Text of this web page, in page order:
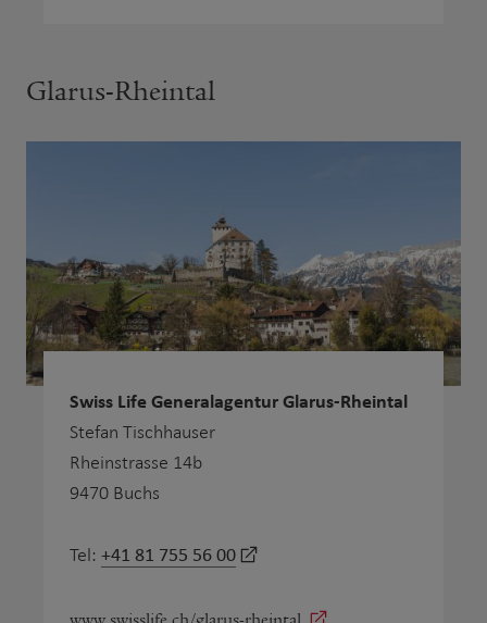
Glarus-Rheintal
Swiss Life Generalagentur Glarus-Rheintal
Stefan Tischhauser
Rheinstrasse 14b
9470 Buchs
Tel: +41 81 755 56 00
www.swisslife.ch/glarus-rheintal